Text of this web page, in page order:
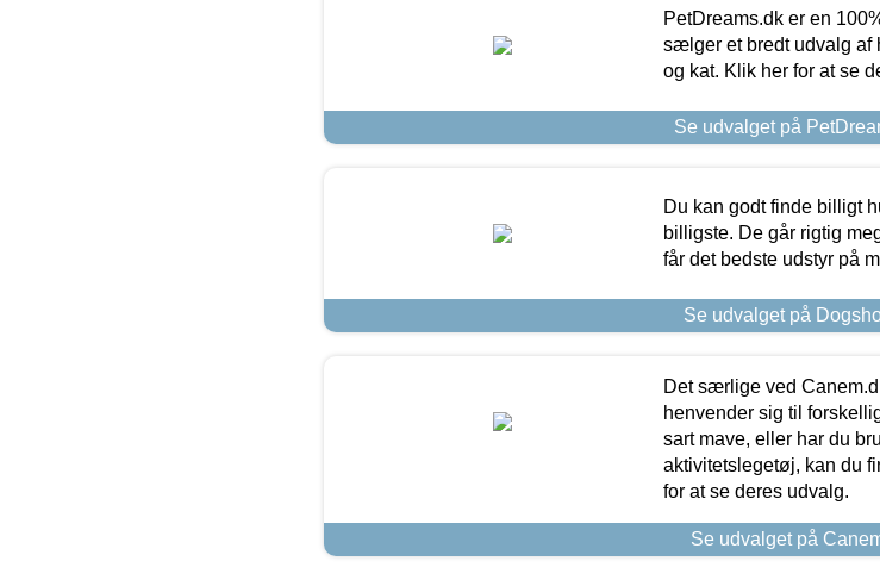
PetDreams.dk er en
sælger et bredt udvalg af
og kat. Klik her for at se
Se udvalget på
Du kan godt finde billigt
billigste. De går rigtig
får det bedste udstyr på
Se udvalget på
Det særlige ved
henvender sig til
sart mave, eller har du
aktivitetslegetøj, kan du
for at se deres udvalg.
Se udvalget på